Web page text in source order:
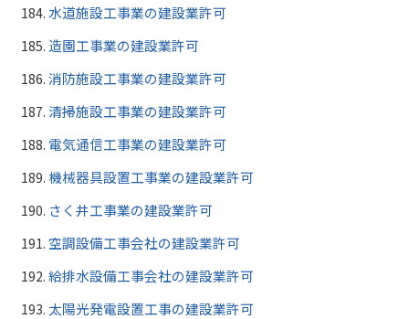
水道施設工事業の建設業許可
造園工事業の建設業許可
消防施設工事業の建設業許可
清掃施設工事業の建設業許可
電気通信工事業の建設業許可
機械器具設置工事業の建設業許可
さく井工事業の建設業許可
空調設備工事会社の建設業許可
給排水設備工事会社の建設業許可
太陽光発電設置工事の建設業許可